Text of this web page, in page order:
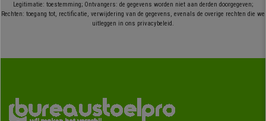
Legitimatie: toestemming; Ontvangers: de gegevens worden niet aan derden doorgegeven;
Rechten: toegang tot, rectificatie, verwijdering van de gegevens, evenals de overige rechten die we
uitleggen in ons privacybeleid.